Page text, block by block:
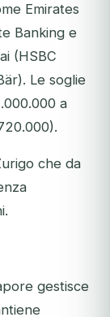
Emirates
Banking e
(HSBC
Le soglie
a
che da
gestisce